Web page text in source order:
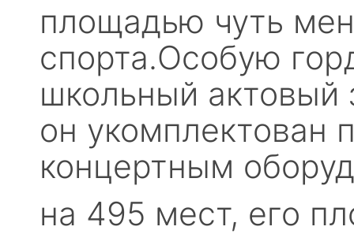
площадью чуть
спорта.Особую
школьный актовый
он укомплектован
концертным
на 495 мест, его